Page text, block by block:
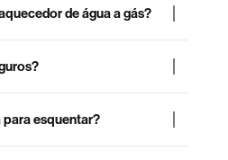
de água a gás?
para esquentar?